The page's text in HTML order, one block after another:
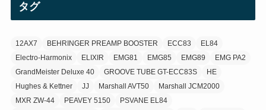
(3)
タグ
12AX7 BEHRINGER PREAMP BOOSTER ECC83
EL84
Electro-Harmonix
ELIXIR EMG81 EMG85 EMG89
EMG PA2
GrandMeister Deluxe 40
GROOVE TUBE GT-ECC83S
HE
Hughes & Kettner
JJ Marshall AVT50
Marshall JCM2000
MXR ZW-44
PEAVEY 5150
PSVANE EL84